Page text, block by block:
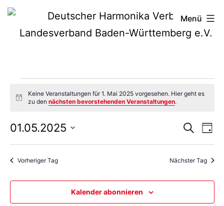
Zum
Deutscher
Harmonika-
Menü
für
1.
Hinweis
Keine Veranstaltungen für 1. Mai 2025 vorgesehen. Hier geht es
zu den nächsten bevorstehenden Veranstaltungen.
und
SucheTag
01.05.2025
Datum
wählen.
Vorheriger Tag Nächster Tag
Kalender abonnieren